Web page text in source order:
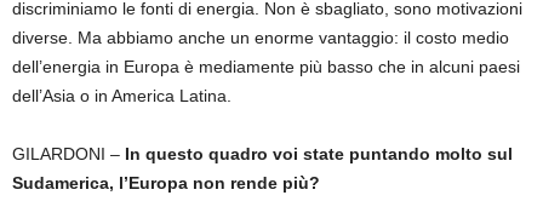
discriminiamo le fonti di energia. Non è sbagliato, sono motivazioni
diverse. Ma abbiamo anche un enorme vantaggio: il costo medio
dell’energia in Europa è mediamente più basso che in alcuni paesi
dell’Asia o in America Latina.
GILARDONI – In questo quadro voi state puntando molto sul
Sudamerica, l’Europa non rende più?